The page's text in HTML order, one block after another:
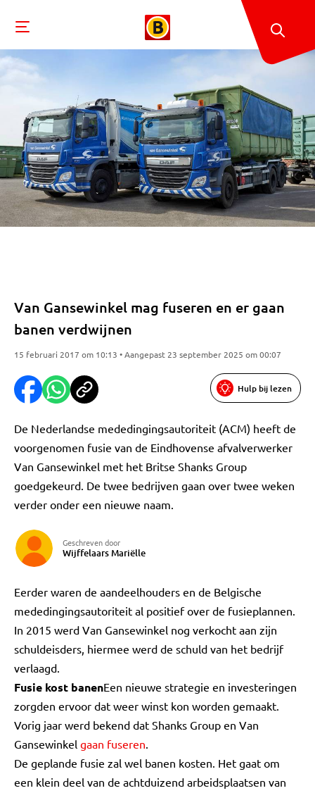
Van Gansewinkel mag fuseren en er gaan
banen verdwijnen
15 februari 2017 om 10:13 • Aangepast 23 september 2025 om 00:07
Hulp bij lezen
De Nederlandse mededingingsautoriteit (ACM) heeft de
voorgenomen fusie van de Eindhovense afvalverwerker
Van Gansewinkel met het Britse Shanks Group
goedgekeurd. De twee bedrijven gaan over twee weken
verder onder een nieuwe naam.
Geschreven door
Wijffelaars Mariëlle
Eerder waren de aandeelhouders en de Belgische
mededingingsautoriteit al positief over de fusieplannen.
In 2015 werd Van Gansewinkel nog verkocht aan zijn
schuldeisders, hiermee werd de schuld van het bedrijf
verlaagd.
Fusie kost banenEen nieuwe strategie en investeringen
zorgden ervoor dat weer winst kon worden gemaakt.
Vorig jaar werd bekend dat Shanks Group en Van
Gansewinkel gaan fuseren.
De geplande fusie zal wel banen kosten. Het gaat om
een klein deel van de achtduizend arbeidsplaatsen van